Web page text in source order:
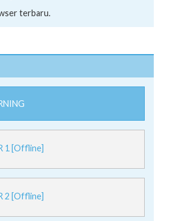
terbaru.
1 [Offline]
2 [Offline]